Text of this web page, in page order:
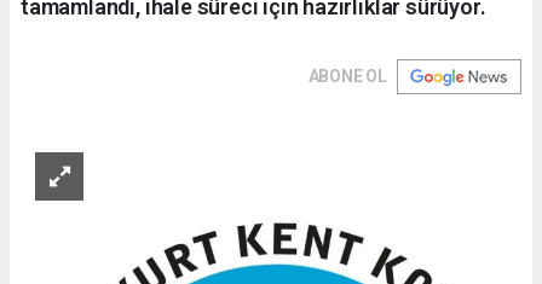
tamamlandı, ihale süreci için hazırlıklar sürüyor.
ABONE OL